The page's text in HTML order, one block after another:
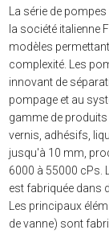
La série de
la société italienne
modèles
complexité. Les
innovant de
pompage et au
gamme de
vernis, adhésifs,
jusqu'à 10 mm,
6000 à 55000 cPs.
est fabriquée dans
Les principaux
de vanne) sont